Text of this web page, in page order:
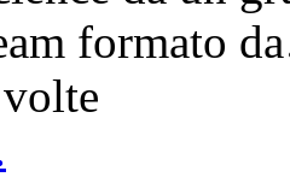
formato
volte